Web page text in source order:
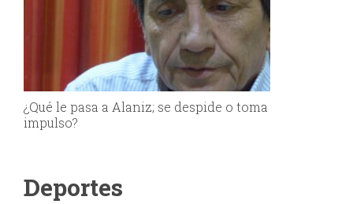
¿Qué le pasa a Alaniz; se despide o toma
impulso?
Deportes